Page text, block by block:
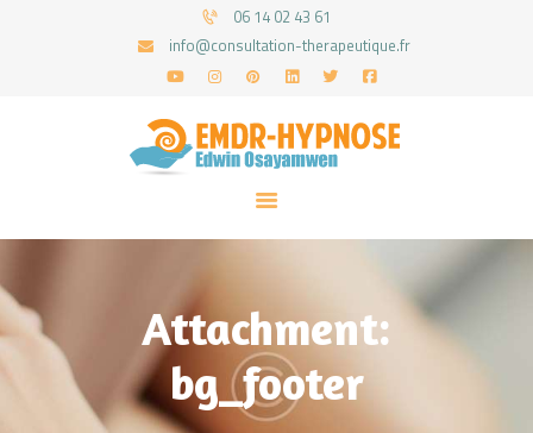
06 14 02 43 61
info@consultation-therapeutique.fr
Attachment:
bg_footer
ACCUEIL
MON APPROCHE
ARTICLES
PRENEZ UN RDV